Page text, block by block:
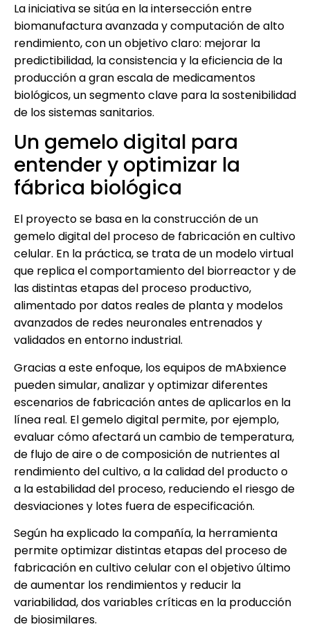
La iniciativa se sitúa en la intersección entre
biomanufactura avanzada y computación de alto
rendimiento, con un objetivo claro: mejorar la
predictibilidad, la consistencia y la eficiencia de la
producción a gran escala de medicamentos
biológicos, un segmento clave para la sostenibilidad
de los sistemas sanitarios.
Un gemelo digital para
entender y optimizar la
fábrica biológica
El proyecto se basa en la construcción de un
gemelo digital del proceso de fabricación en cultivo
celular. En la práctica, se trata de un modelo virtual
que replica el comportamiento del biorreactor y de
las distintas etapas del proceso productivo,
alimentado por datos reales de planta y modelos
avanzados de redes neuronales entrenados y
validados en entorno industrial.
Gracias a este enfoque, los equipos de mAbxience
pueden simular, analizar y optimizar diferentes
escenarios de fabricación antes de aplicarlos en la
línea real. El gemelo digital permite, por ejemplo,
evaluar cómo afectará un cambio de temperatura,
de flujo de aire o de composición de nutrientes al
rendimiento del cultivo, a la calidad del producto o
a la estabilidad del proceso, reduciendo el riesgo de
desviaciones y lotes fuera de especificación.
Según ha explicado la compañía, la herramienta
permite optimizar distintas etapas del proceso de
fabricación en cultivo celular con el objetivo último
de aumentar los rendimientos y reducir la
variabilidad, dos variables críticas en la producción
de biosimilares.